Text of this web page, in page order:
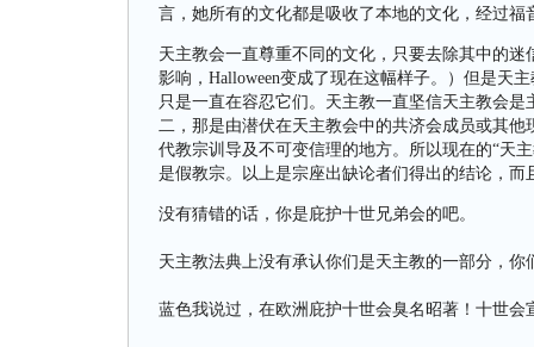
言，她所有的文化都是吸收了本地的文化，经过福
天主教会一直尊重不同的文化，只要去除其中的
影响，Halloween变成了现在这幅样子。）但是天
只是一直在容忍它们。天主教一直坚信天主教会
二，那是由潜伏在天主教会中的共济会成员或其
代教宗训导及不可变信理的地方。所以现在的“天
是假教宗。以上是宗座出缺论者们得出的结论，
没有猜错的话，你是庇护十世兄弟会的吧。
天主教法典上没有承认你们是天主教的一部分，你
蓝色我说过，在欧洲庇护十世会臭名昭著！十世会